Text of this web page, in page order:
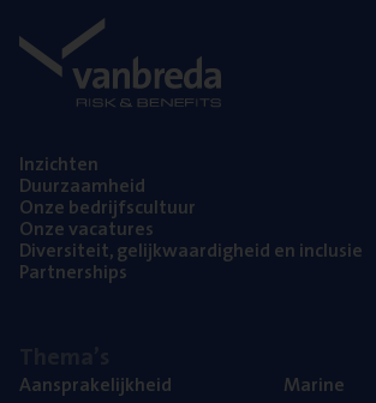
Inzich­ten
Duur­zaam­heid
Onze bedrijfs­cul­tuur
Onze vaca­tu­res
Diver­si­teit, gelijk­waar­dig­heid en inclusie
Part­ner­ships
Aan­spra­ke­lijk­heid
Mari­ne